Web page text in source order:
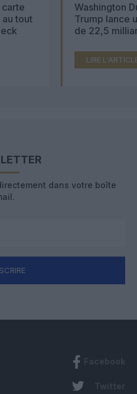
au tout
Washington
Trump lance
de 22,5
LIRE
dans votre boîte